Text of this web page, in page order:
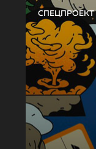
СПЕЦПРОЕКТ